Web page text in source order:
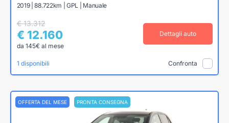
2019 | 88.722km | GPL | Manuale
€ 13.312
€ 12.160
da 145€ al mese
Dettagli auto
1 disponibili Confronta
OFFERTA DEL MESE PRONTA CONSEGNA